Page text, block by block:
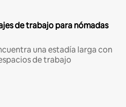
de trabajo para nómadas
una estadía larga con
de trabajo